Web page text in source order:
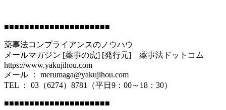
■■■■■■■■■■■■■■■■■■■■■
薬事法コンプライアンスのノウハウ
メールマガジン [薬事の虎] [発行元] 薬事法ドットコム
https://www.yakujihou.com
メール ： merumaga@yakujihou.com
TEL ： 03（6274）8781（平日9：00～18：30）
■■■■■■■■■■■■■■■■■■■■■